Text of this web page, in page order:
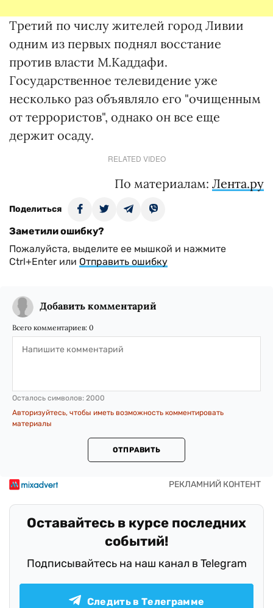
Третий по числу жителей город Ливии
одним из первых поднял восстание
против власти М.Каддафи.
Государственное телевидение уже
несколько раз объявляло его "очищенным
от террористов", однако он все еще
держит осаду.
RELATED VIDEO
По материалам: Лента.ру
Поделиться
Заметили ошибку?
Пожалуйста, выделите ее мышкой и нажмите
Ctrl+Enter или Отправить ошибку
Добавить комментарий
Всего комментариев: 0
Осталось символов: 2000
Авторизуйтесь, чтобы иметь возможность комментировать
материалы
ОТПРАВИТЬ
Оставайтесь в курсе последних
событий!
Подписывайтесь на наш канал в Telegram
Следить в Телеграмме